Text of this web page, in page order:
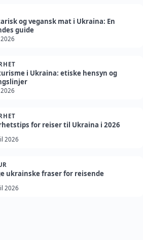
og vegansk mat i Ukraina: En
guide
i Ukraina: etiske hensyn og
for reiser til Ukraina i 2026
2026
ukrainske fraser for reisende
2026